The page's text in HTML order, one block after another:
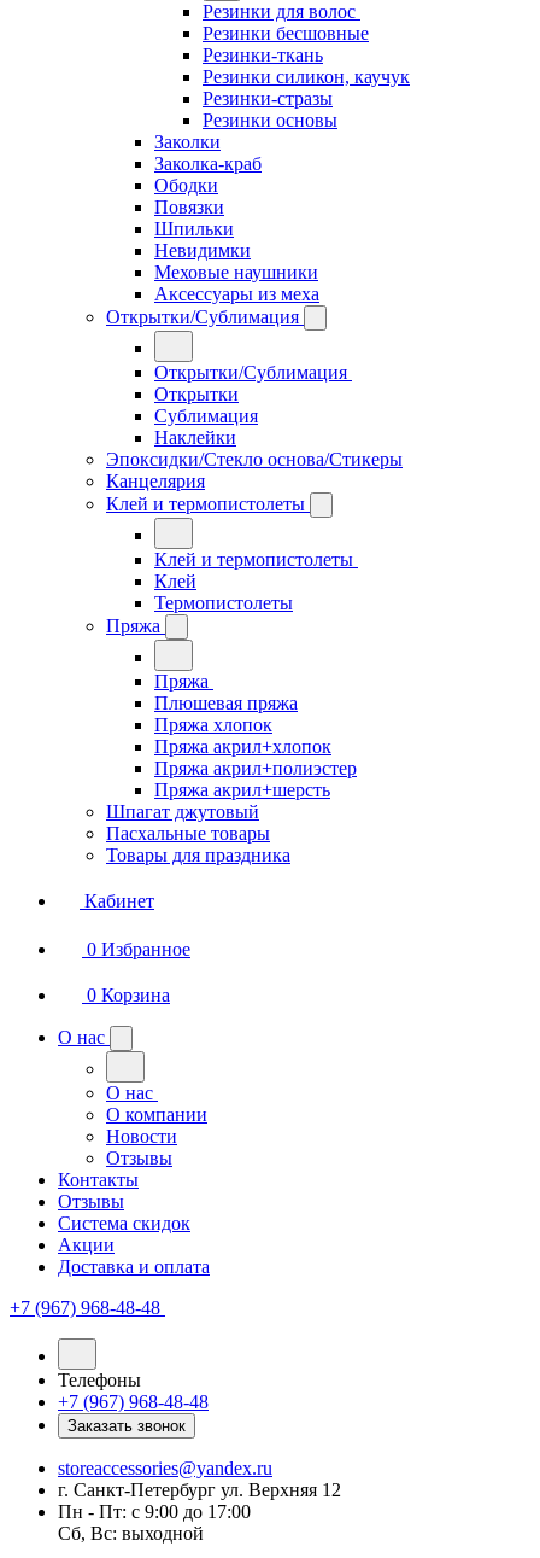
Резинки для волос
Резинки бесшовные
Резинки-ткань
Резинки силикон, каучук
Резинки-стразы
Резинки основы
Заколки
Заколка-краб
Ободки
Повязки
Шпильки
Невидимки
Меховые наушники
Аксессуары из меха
Открытки/Сублимация
Открытки/Сублимация
Открытки
Сублимация
Наклейки
Эпоксидки/Стекло основа/Стикеры
Канцелярия
Клей и термопистолеты
Клей и термопистолеты
Клей
Термопистолеты
Пряжа
Пряжа
Плюшевая пряжа
Пряжа хлопок
Пряжа акрил+хлопок
Пряжа акрил+полиэстер
Пряжа акрил+шерсть
Шпагат джутовый
Пасхальные товары
Товары для праздника
Кабинет
0 Избранное
0 Корзина
О нас
О нас
О компании
Новости
Отзывы
Контакты
Отзывы
Система скидок
Акции
Доставка и оплата
+7 (967) 968-48-48
Телефоны
+7 (967) 968-48-48
Заказать звонок
storeaccessories@yandex.ru
г. Санкт-Петербург ул. Верхняя 12
Пн - Пт: с 9:00 до 17:00
Сб, Вс: выходной